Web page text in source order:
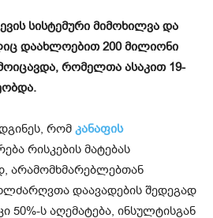
სისტემური მიმოხილვა და
დაახლოებით 200 მილიონი
რომელთა ასაკით 19-
რომ კანაფის
რისკების მატებას
არამომხმარებლებთან
დაავადების შედეგად
50%-ს აღემატება, ინსულტისგან